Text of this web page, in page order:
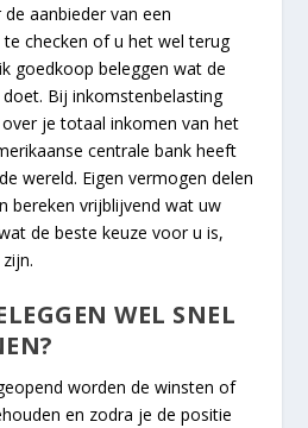
aanbieder van een
checken of u het wel terug
goedkoop beleggen wat de
Bij inkomstenbelasting
je totaal inkomen van het
centrale bank heeft
wereld. Eigen vermogen delen
bereken vrijblijvend wat uw
de beste keuze voor u is,
WEL SNEL
worden de winsten of
en zodra je de positie